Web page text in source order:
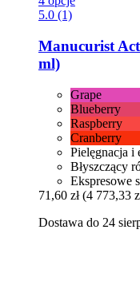
5.0 (1)
Manucurist
ml)
Grape
Blueberry
Raspberry
Cranberry
Pielęgnacja i
Błyszczący
Ekspresowe
71,60 zł (4 773,33
Dostawa do 24